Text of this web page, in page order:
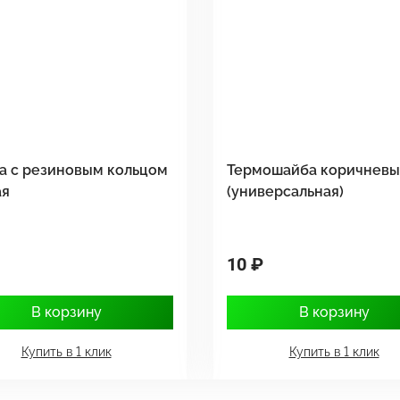
с резиновым кольцом
В корзину
Купить в 1 клик
Термошайба
(универсальная)
10 ₽
В корзину
Купить в 1 клик